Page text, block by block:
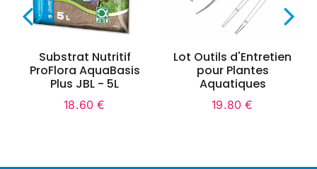
Substrat Nutritif
ProFlora AquaBasis
Plus JBL - 5L
Prix
18.60 €
Lot Outils d'Entretien
pour Plantes
Aquatiques
Prix
19.80 €